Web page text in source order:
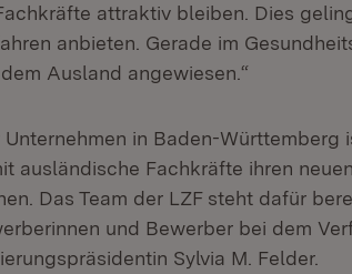
attraktiv bleiben. Dies
anbieten. Gerade im
Ausland angewiesen.“
Unternehmen in Baden-
ausländische Fachkräfte ihren
Das Team der LZF steht dafür
und Bewerber bei dem
Sylvia M. Felder.